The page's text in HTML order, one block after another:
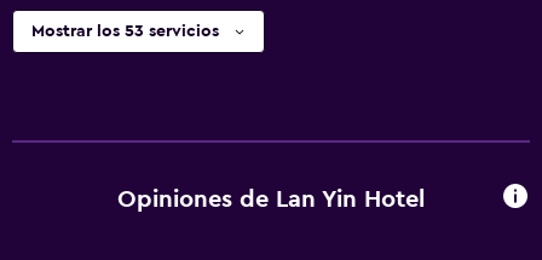
Mostrar los 53 servicios
Opiniones de Lan Yin Hotel